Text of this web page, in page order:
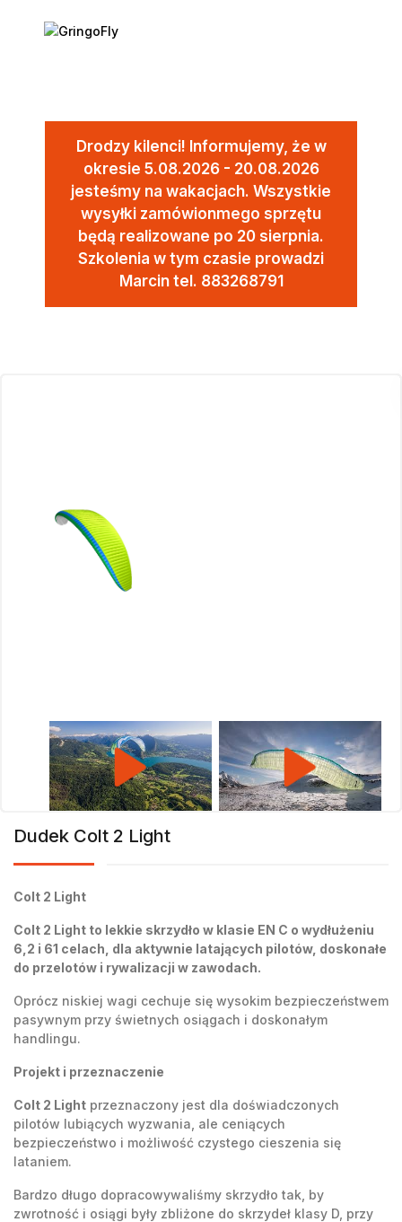
Drodzy kilenci! Informujemy, że w
okresie 5.08.2026 - 20.08.2026
jesteśmy na wakacjach. Wszystkie
wysyłki zamówionmego sprzętu
będą realizowane po 20 sierpnia.
Szkolenia w tym czasie prowadzi
Marcin tel. 883268791
Dudek Colt 2 Light
Colt 2 Light
Colt 2 Light to lekkie skrzydło w klasie EN C o wydłużeniu
6,2 i 61 celach, dla aktywnie latających pilotów, doskonałe
do przelotów i rywalizacji w zawodach.
Oprócz niskiej wagi cechuje się wysokim bezpieczeństwem
pasywnym przy świetnych osiągach i doskonałym
handlingu.
Projekt i przeznaczenie
Colt 2 Light przeznaczony jest dla doświadczonych
pilotów lubiących wyzwania, ale ceniących
bezpieczeństwo i możliwość czystego cieszenia się
lataniem.
Bardzo długo dopracowywaliśmy skrzydło tak, by
zwrotność i osiągi były zbliżone do skrzydeł klasy D, przy